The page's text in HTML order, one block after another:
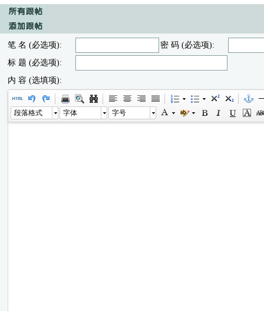
笔 名 (必选项):
密 码 (必选项):
标 题 (必选项):
内 容 (选填项):
段落格式 字体 字号